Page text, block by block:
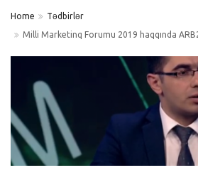
Home
Tədbirlər
Milli Marketinq Forumu 2019 haqqında